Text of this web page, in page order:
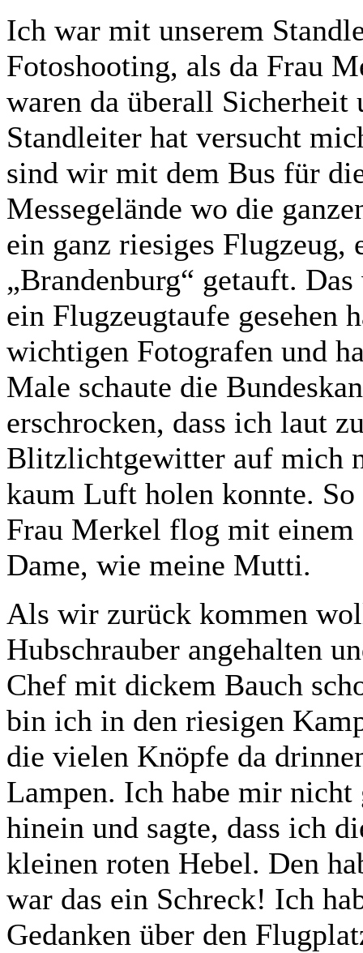
Ich war mit unserem
Fotoshooting, als da Frau
waren da überall
Standleiter hat versucht
sind wir mit dem Bus für
Messegelände wo die
ein ganz riesiges Flugzeug,
„Brandenburg“ getauft.
ein Flugzeugtaufe gesehen
wichtigen Fotografen und
Male schaute die
erschrocken, dass ich laut
Blitzlichtgewitter auf mich
kaum Luft holen konnte.
Frau Merkel flog mit einem
Dame, wie meine Mutti.
Als wir zurück kommen
Hubschrauber angehalten
Chef mit dickem Bauch
bin ich in den riesigen
die vielen Knöpfe da
Lampen. Ich habe mir nicht
hinein und sagte, dass ich
kleinen roten Hebel. Den
war das ein Schreck! Ich
Gedanken über den